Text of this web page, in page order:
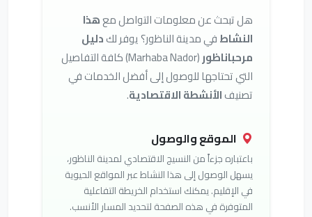
هل تبحث عن معلومات التواصل معهذا
النشاطفي مدينة الناظور؟ يوفر لكدليل
مرحباناظور
(Marhaba Nador) كافة التفاصيل
التي تحتاجها للوصول إلى أفضل الخدمات في
تصنيفالأنشطة الاقتصادية.
الموقع والوصول
باعتباره جزءاً من النسيج الاقتصادي لمدينة الناظور،
يسهل الوصول إلى هذا النشاط عبر المواقع الحيوية
في الإقليم. يمكنك استخدام الخريطة التفاعلية
المتوفرة في هذه الصفحة لتحديد المسار الأنسب.